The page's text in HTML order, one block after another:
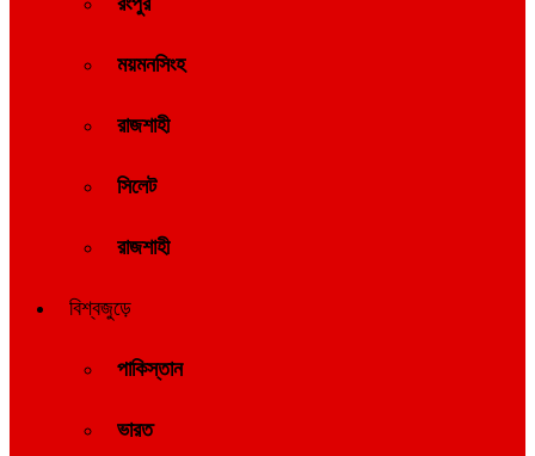
ময়মনসিংহ
রাজশাহী
সিলেট
রাজশাহী
বিশ্বজুড়ে
পাকিস্তান
ভারত